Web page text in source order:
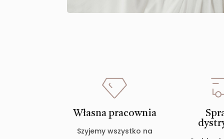
Własna pracownia
Szyjemy wszystko na